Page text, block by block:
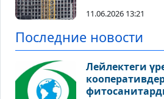
11.06.2026 13:21
Последние новости
Лейлектеги